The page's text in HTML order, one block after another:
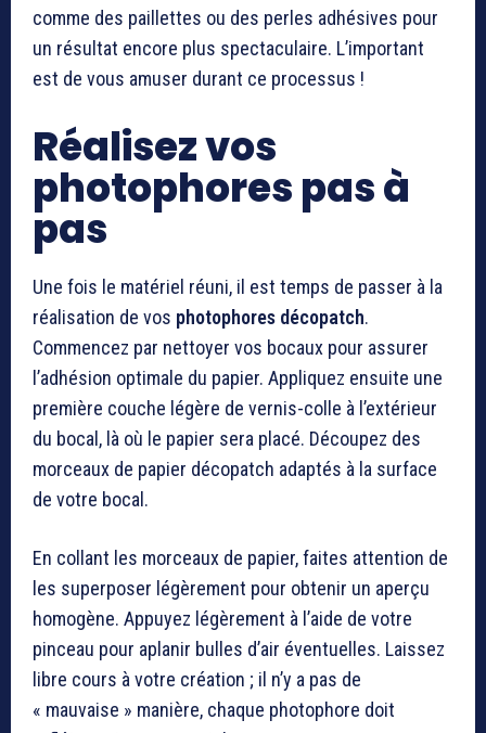
comme des paillettes ou des perles adhésives pour
un résultat encore plus spectaculaire. L’important
est de vous amuser durant ce processus !
Réalisez vos
photophores pas à
pas
Une fois le matériel réuni, il est temps de passer à la
réalisation de vos photophores décopatch.
Commencez par nettoyer vos bocaux pour assurer
l’adhésion optimale du papier. Appliquez ensuite une
première couche légère de vernis-colle à l’extérieur
du bocal, là où le papier sera placé. Découpez des
morceaux de papier décopatch adaptés à la surface
de votre bocal.
En collant les morceaux de papier, faites attention de
les superposer légèrement pour obtenir un aperçu
homogène. Appuyez légèrement à l’aide de votre
pinceau pour aplanir bulles d’air éventuelles. Laissez
libre cours à votre création ; il n’y a pas de
« mauvaise » manière, chaque photophore doit